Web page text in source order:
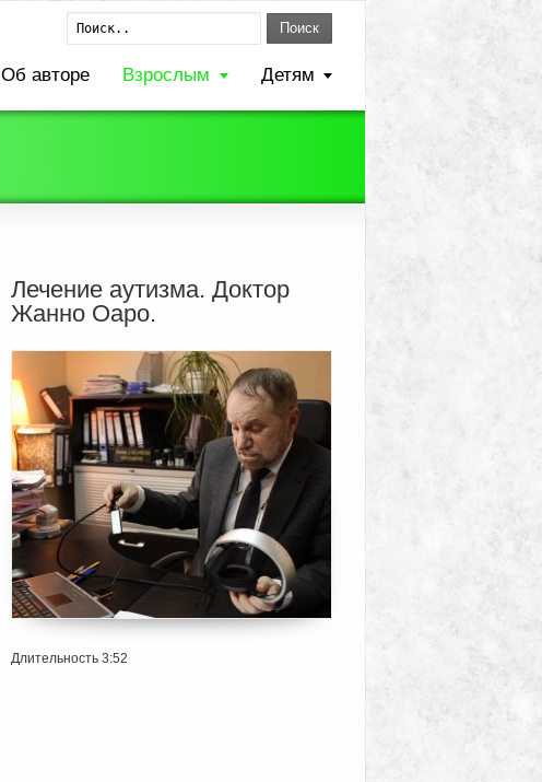
Поиск
Об авторе Взрослым Детям
Лечение аутизма. Доктор
Жанно Оаро.
Длительность 3:52